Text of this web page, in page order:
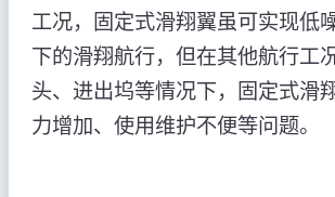
工况，固定式滑翔翼虽可实现低
下的滑翔航行，但在其他航行工
头、进出坞等情况下，固定式滑
力增加、使用维护不便等问题。